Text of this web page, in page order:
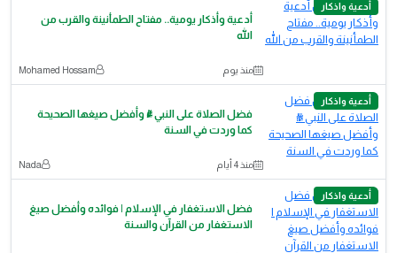
أدعية واذكار
أدعية وأذكار يومية.. مفتاح الطمأنينة والقرب من
الله
منذ يوم Mohamed Hossam
أدعية واذكار
فضل الصلاة على النبي ﷺ وأفضل صيغها الصحيحة
كما وردت في السنة
منذ 4 أيام Nada
أدعية واذكار
فضل الاستغفار في الإسلام | فوائده وأفضل صيغ
الاستغفار من القرآن والسنة